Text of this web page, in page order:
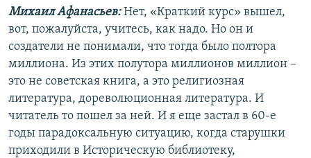
Михаил Афанасьев: Нет, «Краткий курс» вышел,
вот, пожалуйста, учитесь, как надо. Но он и
создатели не понимали, что тогда было полтора
миллиона. Из этих полутора миллионов миллион –
это не советская книга, а это религиозная
литература, дореволюционная литература. И
читатель то пошел за ней. И я еще застал в 60-е
годы парадоксальную ситуацию, когда старушки
приходили в Историческую библиотеку,